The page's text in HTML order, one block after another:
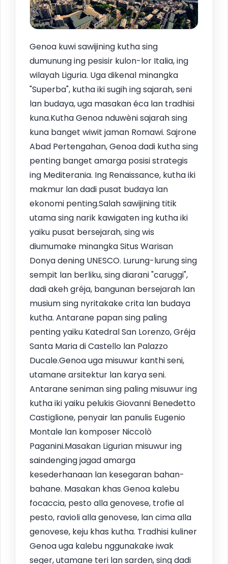
Genoa kuwi sawijining kutha sing
dumunung ing pesisir kulon-lor Italia, ing
wilayah Liguria. Uga dikenal minangka
"Superba", kutha iki sugih ing sajarah, seni
lan budaya, uga masakan éca lan tradhisi
kuna.Kutha Genoa nduwèni sajarah sing
kuna banget wiwit jaman Romawi. Sajrone
Abad Pertengahan, Genoa dadi kutha sing
penting banget amarga posisi strategis
ing Mediterania. Ing Renaissance, kutha iki
makmur lan dadi pusat budaya lan
ekonomi penting.Salah sawijining titik
utama sing narik kawigaten ing kutha iki
yaiku pusat bersejarah, sing wis
diumumake minangka Situs Warisan
Donya dening UNESCO. Lurung-lurung sing
sempit lan berliku, sing diarani "caruggi",
dadi akeh gréja, bangunan bersejarah lan
musium sing nyritakake crita lan budaya
kutha. Antarane papan sing paling
penting yaiku Katedral San Lorenzo, Gréja
Santa Maria di Castello lan Palazzo
Ducale.Genoa uga misuwur kanthi seni,
utamane arsitektur lan karya seni.
Antarane seniman sing paling misuwur ing
kutha iki yaiku pelukis Giovanni Benedetto
Castiglione, penyair lan panulis Eugenio
Montale lan komposer Niccolò
Paganini.Masakan Ligurian misuwur ing
saindenging jagad amarga
kesederhanaan lan kesegaran bahan-
bahane. Masakan khas Genoa kalebu
focaccia, pesto alla genovese, trofie al
pesto, ravioli alla genovese, lan cima alla
genovese, keju khas kutha. Tradhisi kuliner
Genoa uga kalebu nggunakake iwak
seger, utamane teri lan sarden, sing dadi